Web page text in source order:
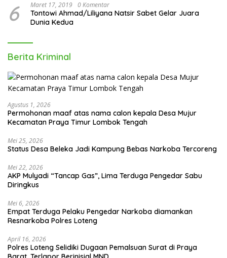
6 Maret 17, 2019 0 Komentar
Tontowi Ahmad/Liliyana Natsir Sabet Gelar Juara
Dunia Kedua
Berita Kriminal
Agustus 1, 2026
Permohonan maaf atas nama calon kepala Desa Mujur
Kecamatan Praya Timur Lombok Tengah
Mei 25, 2026
Status Desa Beleka Jadi ‎Kampung Bebas Narkoba Tercoreng
Mei 22, 2026
AKP Mulyadi “Tancap Gas”, Lima Terduga Pengedar Sabu
Diringkus
Mei 6, 2026
Empat Terduga Pelaku Pengedar Narkoba diamankan
Resnarkoba Polres Loteng
April 16, 2026
Polres Loteng Selidiki Dugaan Pemalsuan Surat di Praya